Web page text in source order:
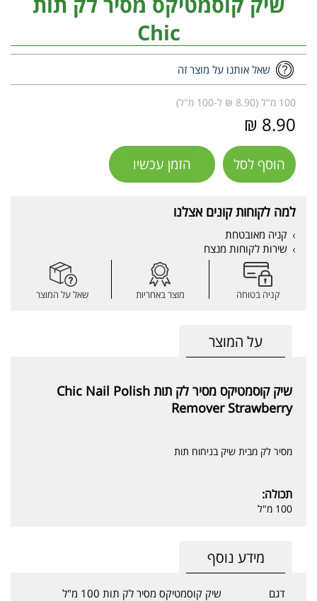
Chic
שאל אותנו על מוצר זה
100 מ"ל (8.90 ₪ ל-100 מ"ל)
8.90 ₪
הוסף לסל הזמן עכשיו
למה לקוחות קונים אצלנו
קניה מאובטחת
שירות לקוחות מנצח
קניה בטוחה מוצר באחריות שאל על המוצר
על המוצר
שיק קוסמטיקס מסיר לק תות Chic Nail Polish
Remover Strawberry
מסיר לק מבית שיק בניחוח תות
תכולה:
100 מ"ל
מידע נוסף
דגם
שיק קוסמטיקס מסיר לק תות 100 מ"ל